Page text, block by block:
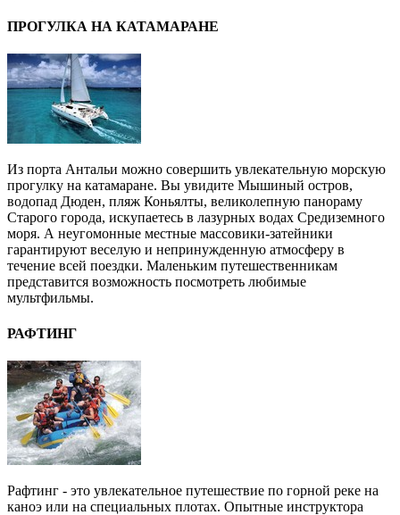
ПРОГУЛКА НА КАТАМАРАНЕ
Из порта Антальи можно совершить увлекательную морскую
прогулку на катамаране. Вы увидите Мышиный остров,
водопад Дюден, пляж Коньялты, великолепную панораму
Старого города, искупаетесь в лазурных водах Средиземного
моря. А неугомонные местные массовики-затейники
гарантируют веселую и непринужденную атмосферу в
течение всей поездки. Маленьким путешественникам
представится возможность посмотреть любимые
мультфильмы.
РАФТИНГ
Рафтинг - это увлекательное путешествие по горной реке на
каноэ или на специальных плотах. Опытные инструктора